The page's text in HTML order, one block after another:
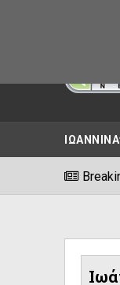
ΙΩΑΝΝΙΝΑ
08/08/2026